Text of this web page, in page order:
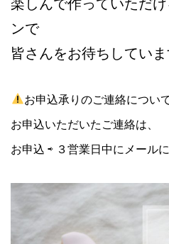
楽しんで作っていただ
ンで
皆さんをお待ちしてい
お申込承りのご連絡につい
お申込いただいたご連絡は、
お申込 ⇨ ３営業日中にメール